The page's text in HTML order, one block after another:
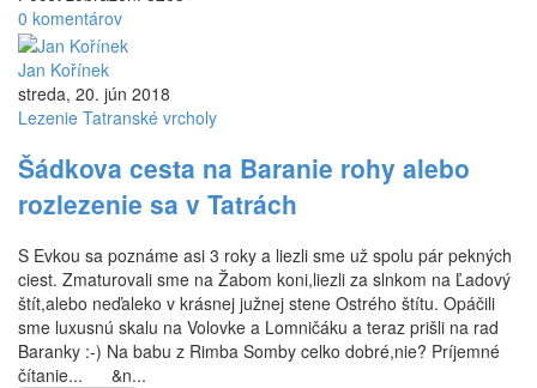
0 komentárov
Jan Kořínek
streda, 20. jún 2018
Lezenie Tatranské vrcholy
Šádkova cesta na Baranie rohy alebo
rozlezenie sa v Tatrách
S Evkou sa poznáme asi 3 roky a liezli sme už spolu pár pekných
ciest. Zmaturovali sme na Žabom koni,liezli za slnkom na Ľadový
štít,alebo neďaleko v krásnej južnej stene Ostrého štítu. Opáčili
sme luxusnú skalu na Volovke a Lomničáku a teraz prišli na rad
Baranky :-) Na babu z Rimba Somby celko dobré,nie? Príjemné
čítanie... &n...